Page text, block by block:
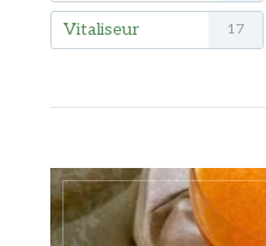
Vitaliseur 17